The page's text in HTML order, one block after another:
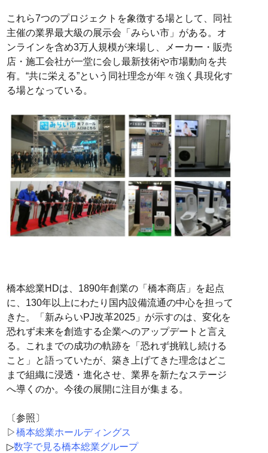
これら7つのプロジェクトを象徴する場として、同社
主催の業界最大級の展示会「みらい市」がある。オ
ンラインを含め3万人規模が来場し、メーカー・販売
店・施工会社が一堂に会し最新技術や市場動向を共
有。“共に栄える”という同社理念が年々強く具現化す
る場となっている。
橋本総業HDは、1890年創業の「橋本商店」を起点
に、130年以上にわたり国内設備流通の中心を担って
きた。「新みらいPJ改革2025」が示すのは、変化を
恐れず未来を創造する企業へのアップデートと言え
る。これまでの成功の軌跡を「恐れず挑戦し続ける
こと」と語っていたが、築き上げてきた理念はどこ
まで組織に浸透・進化させ、業界を新たなステージ
へ導くのか。今後の展開に注目が集まる。
〔参照〕
▷橋本総業ホールディングス
▷数字で見る橋本総業グループ